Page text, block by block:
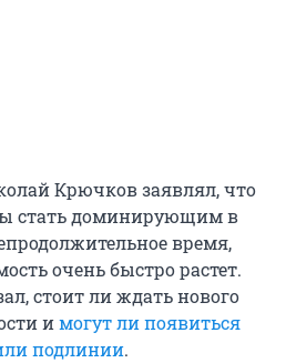
Крючков заявлял, что
стать доминирующим в
время,
очень быстро растет.
стоит ли ждать нового
имогут ли появиться
подлинии.